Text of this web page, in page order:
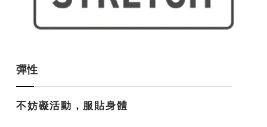
彈性
不妨礙活動，服貼身體